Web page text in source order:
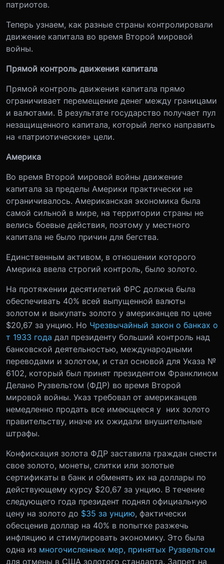
патриотов.
Теперь узнаем, как разные страны контролировали
движение капитала во время Второй мировой
войны.
Прямой контроль движения капитала
Прямой контроль движения капитала прямо
ограничивает перемещение денег между границами
и валютами. В результате государство получает пул
незащищенного капитала, который легко направить
на «патриотические» цели.
Америка
Во время Второй мировой войны движение
капитала за пределы Америки практически не
ограничивалось. Американская экономика была
самой сильной в мире, на территории страны не
велись боевые действия, поэтому у местного
капитала не было причин для бегства.
Единственным активом, в отношении которого
Америка ввела строгий контроль, было золото.
На протяжении десятилетий ФРС должна была
обеспечивать 40% всей выпущенной валюты
золотом и выкупать золото у американцев по цене
$20,67 за унцию. Но Чрезвычайный закон о банках о
т 1933 года дал президенту больший контроль над
банковской деятельностью, международными
переводами и золотом, и стал основой для Указа №
6102, который был принят президентом Франклином
Делано Рузвельтом (ФДР) во время Второй
мировой войны. Указ требовал от американцев
немедленно продать все имеющееся у них золото
правительству, иначе их ожидали внушительные
штрафы.
Конфискация золота ФДР заставила граждан снести
свое золото, монеты, слитки или золотые
сертификаты в банк и обменять их на доллары по
действующему курсу $20,67 за унцию. В течение
следующего года президент поднял официальную
цену на золото до $35 за унцию, фактически
обесценив доллар на 40% в попытке разжечь
инфляцию и стимулировать экономику. Это была
одна из многочисленных мер, принятых Рузвельтом
для отмены в США золотого стандарта. Запрет на